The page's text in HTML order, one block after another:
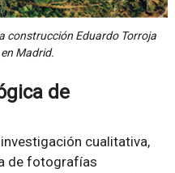
construcción Eduardo Torroja
en Madrid.
de
cualitativa,
de fotografías